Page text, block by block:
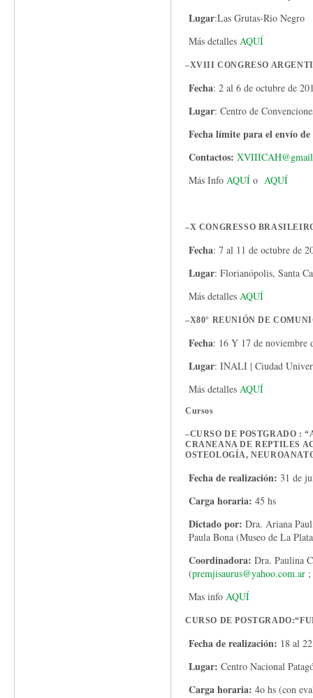
Lugar:Las Grutas-Rio Negro
Más detalles AQUÍ
–XVIII CONGRESO
Fecha: 2 al 6 de octubre de
Lugar: Centro de
Fecha límite para el envío de
Contactos:
Más Info AQUÍ o AQUÍ
–X CONGRESSO
Fecha: 7 al 11 de octubre de
Lugar: Florianópolis, Santa
Más detalles AQUÍ
–X80° REUNIÓN DE
Fecha: 16 Y 17 de noviembre
Lugar: INALI | Ciudad
Más detalles AQUÍ
Cursos
–CURSO DE POSTGRADO :
CRANEANA DE REPTILES
OSTEOLOGÍA,
Fecha de realización: 31 de
Carga horaria: 45 hs
Dictado por: Dra. Ariana
Paula Bona (Museo de La
Coordinadora: Dra. Paulina
(premjisaurus@yahoo.com.ar ;
Mas info AQUÍ
CURSO DE
Fecha de realización: 18 al
Lugar: Centro Nacional
Carga horaria: 4o hs (con